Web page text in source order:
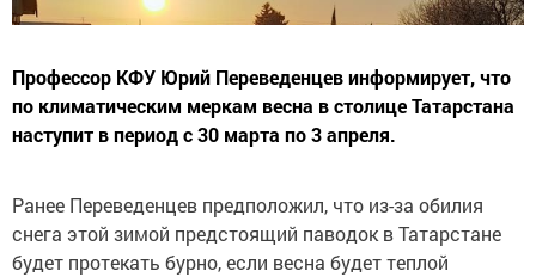
Профессор КФУ Юрий Переведенцев информирует, что
по климатическим меркам весна в столице Татарстана
наступит в период с 30 марта по 3 апреля.
Ранее Переведенцев предположил, что из-за обилия
снега этой зимой предстоящий паводок в Татарстане
будет протекать бурно, если весна будет теплой